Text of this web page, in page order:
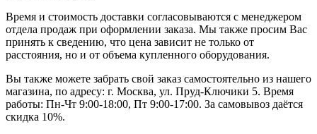
Время и стоимость доставки согласовываются с менеджером
отдела продаж при оформлении заказа. Мы также просим Вас
принять к сведению, что цена зависит не только от
расстояния, но и от объема купленного оборудования.
Вы также можете забрать свой заказ самостоятельно из нашего
магазина, по адресу: г. Москва, ул. Пруд-Ключики 5. Время
работы: Пн-Чт 9:00-18:00, Пт 9:00-17:00. За самовывоз даётся
скидка 10%.